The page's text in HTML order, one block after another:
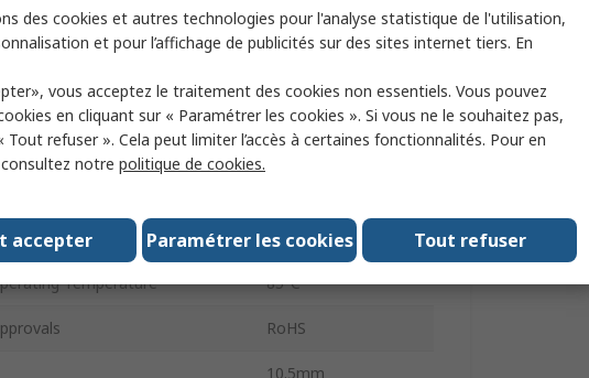
8kB
Voltage
Memory Size 12MB
3
I/Os 52
Temperature 85°C
RoHS
10.5mm
des cookies et autres technologies pour l'analyse statistique de l'utilisation,
et pour l’affichage de publicités sur des sites internet tiers. En
vous acceptez le traitement des cookies non essentiels. Vous pouvez
en cliquant sur « Paramétrer les cookies ». Si vous ne le souhaitez pas,
Tout refuser ». Cela peut limiter l’accès à certaines fonctionnalités. Pour en
notre politique de cookies.
accepter Paramétrer les cookies Tout refuser